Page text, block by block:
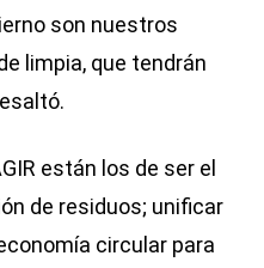
son nuestros
limpia, que tendrán
están los de ser el
de residuos; unificar
circular para